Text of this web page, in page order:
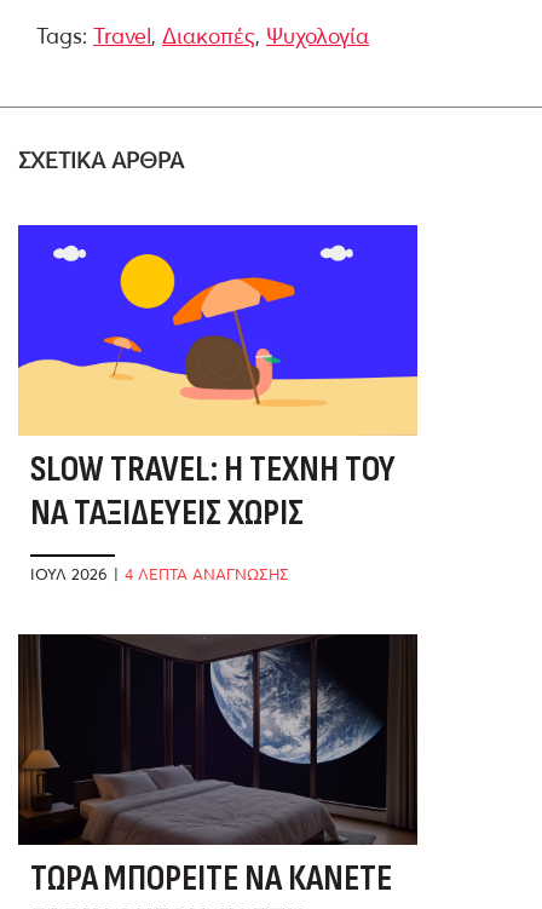
Tags: Travel, Διακοπές, Ψυχολογία
ΣΧΕΤΙΚΑ ΑΡΘΡΑ
SLOW TRAVEL: Η ΤΈΧΝΗ ΤΟΥ
ΝΑ ΤΑΞΙΔΕΎΕΙΣ ΧΩΡΊΣ
ΒΙΑΣΎΝΗ
ΙΟΎΛ 2026 | 4 ΛΕΠΤΑ ΑΝΑΓΝΩΣΗΣ
ΤΏΡΑ ΜΠΟΡΕΊΤΕ ΝΑ ΚΆΝΕΤΕ